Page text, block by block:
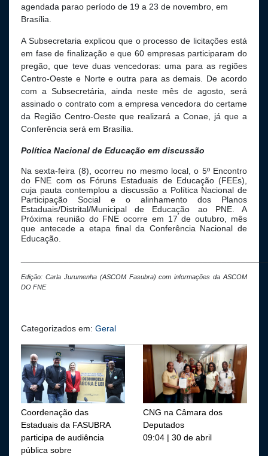
agendada parao período de 19 a 23 de novembro, em
Brasília.
A Subsecretaria explicou que o processo de licitações está
em fase de finalização e que 60 empresas participaram do
pregão, que teve duas vencedoras: uma para as regiões
Centro-Oeste e Norte e outra para as demais. De acordo
com a Subsecretária, ainda neste mês de agosto, será
assinado o contrato com a empresa vencedora do certame
da Região Centro-Oeste que realizará a Conae, já que a
Conferência será em Brasília.
Política Nacional de Educação em discussão
Na sexta-feira (8), ocorreu no mesmo local, o 5º Encontro
do FNE com os Fóruns Estaduais de Educação (FEEs),
cuja pauta contemplou a discussão a Política Nacional de
Participação Social e o alinhamento dos Planos
Estaduais/Distrital/Municipal de Educação ao PNE. A
Próxima reunião do FNE ocorre em 17 de outubro, mês
que antecede a etapa final da Conferência Nacional de
Educação.
Edição: Carla Jurumenha (ASCOM Fasubra) com informações da ASCOM
DO FNE
Categorizados em: Geral
Coordenação das
Estaduais da FASUBRA
participa de audiência
pública sobre
CNG na Câmara dos
Deputados
09:04 | 30 de abril